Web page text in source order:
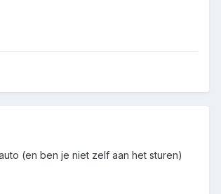
(en ben je niet zelf aan het sturen)